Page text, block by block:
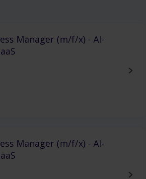
Manager (m/f/x) - AI-
Manager (m/f/x) - AI-